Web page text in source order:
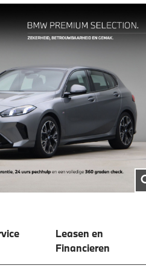
Leasen en
Financieren